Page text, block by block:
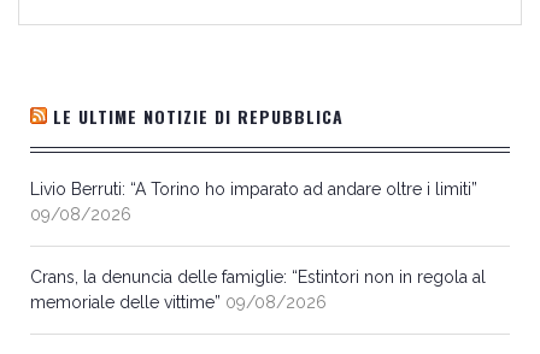
LE ULTIME NOTIZIE DI REPUBBLICA
Livio Berruti: “A Torino ho imparato ad andare oltre i limiti”
09/08/2026
Crans, la denuncia delle famiglie: “Estintori non in regola al
memoriale delle vittime” 09/08/2026